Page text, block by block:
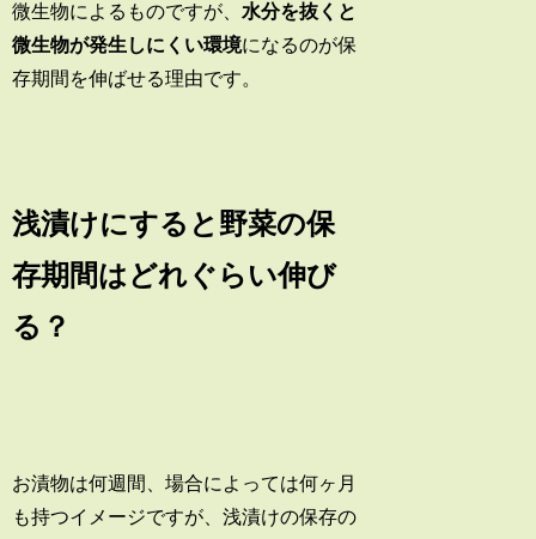
微生物によるものですが、 水分を抜くと
微生物が発生しにくい環境になるのが保
存期間を伸ばせる理由です。
浅漬けにすると野菜の保
存期間はどれぐらい伸び
る？
お漬物は何週間、場合によっては何ヶ月
も持つイメージですが、浅漬けの保存の